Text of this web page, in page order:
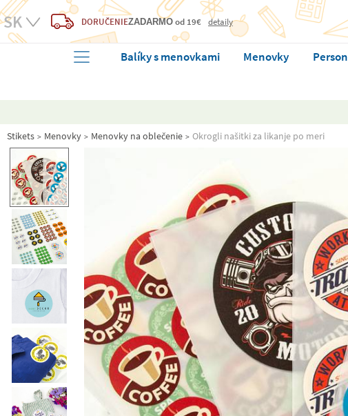
DORUČENIEZADARMO od 19€ detaily
Balíky s menovkami Menovky
Stikets Menovky Menovky na oblečenie Okrogli našitki za likanje po meri